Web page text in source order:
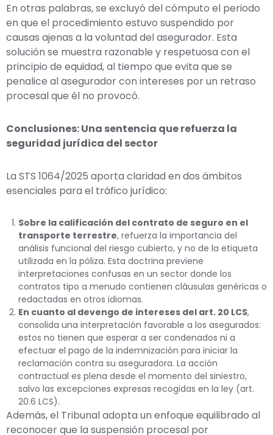
En otras palabras, se excluyó del cómputo el periodo
en que el procedimiento estuvo suspendido por
causas ajenas a la voluntad del asegurador. Esta
solución se muestra razonable y respetuosa con el
principio de equidad, al tiempo que evita que se
penalice al asegurador con intereses por un retraso
procesal que él no provocó.
Conclusiones: Una sentencia que refuerza la
seguridad jurídica del sector
La STS 1064/2025 aporta claridad en dos ámbitos
esenciales para el tráfico jurídico:
Sobre la calificación del contrato de seguro en el
transporte terrestre, refuerza la importancia del
análisis funcional del riesgo cubierto, y no de la etiqueta
utilizada en la póliza. Esta doctrina previene
interpretaciones confusas en un sector donde los
contratos tipo a menudo contienen cláusulas genéricas o
redactadas en otros idiomas.
En cuanto al devengo de intereses del art. 20 LCS,
consolida una interpretación favorable a los asegurados:
estos no tienen que esperar a ser condenados ni a
efectuar el pago de la indemnización para iniciar la
reclamación contra su aseguradora. La acción
contractual es plena desde el momento del siniestro,
salvo las excepciones expresas recogidas en la ley (art.
20.6 LCS).
Además, el Tribunal adopta un enfoque equilibrado al
reconocer que la suspensión procesal por